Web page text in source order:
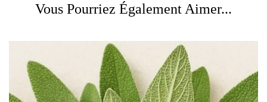
Vous Pourriez Également Aimer...